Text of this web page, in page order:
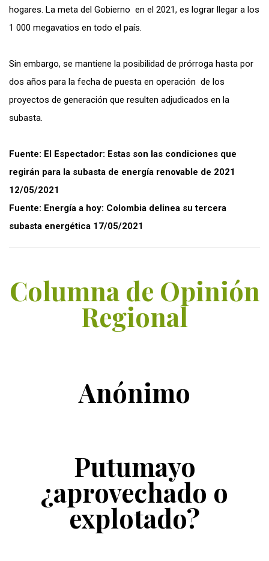
hogares. La meta del Gobierno en el 2021, es lograr llegar a los
1 000 megavatios en todo el país.
Sin embargo, se mantiene la posibilidad de prórroga hasta por
dos años para la fecha de puesta en operación de los
proyectos de generación que resulten adjudicados en la
subasta.
Fuente: El Espectador: Estas son las condiciones que
regirán para la subasta de energía renovable de 2021
12/05/2021
Fuente: Energía a hoy: Colombia delinea su tercera
subasta energética 17/05/2021
Columna de Opinión
Regional
Anónimo
Putumayo
¿aprovechado o
explotado?